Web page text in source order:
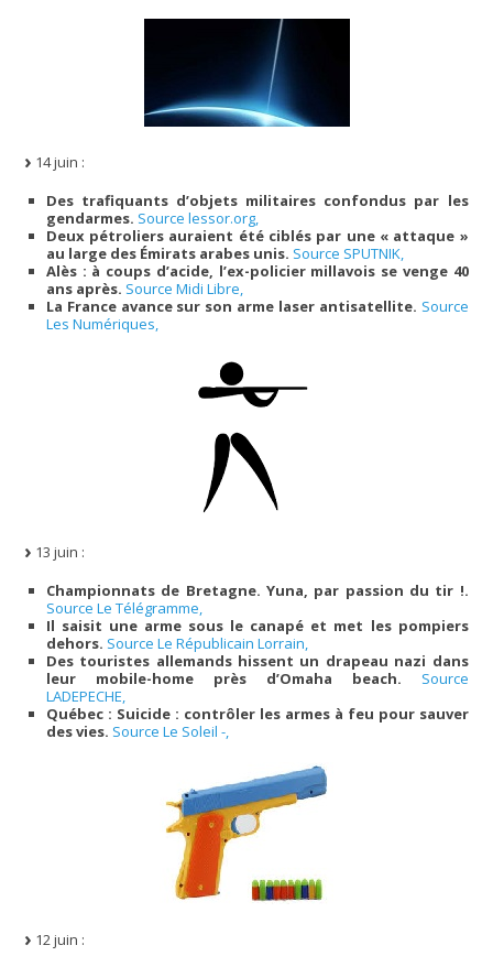
14 juin :
Des trafiquants d’objets militaires confondus par les
gendarmes. Source lessor.org,
Deux pétroliers auraient été ciblés par une « attaque »
au large des Émirats arabes unis. Source SPUTNIK,
Alès : à coups d’acide, l’ex-policier millavois se venge 40
ans après. Source Midi Libre,
La France avance sur son arme laser antisatellite. Source
Les Numériques,
13 juin :
Championnats de Bretagne. Yuna, par passion du tir !.
Source Le Télégramme,
Il saisit une arme sous le canapé et met les pompiers
dehors. Source Le Républicain Lorrain,
Des touristes allemands hissent un drapeau nazi dans
leur mobile-home près d’Omaha beach. Source
LADEPECHE,
Québec : Suicide : contrôler les armes à feu pour sauver
des vies. Source Le Soleil -,
12 juin :